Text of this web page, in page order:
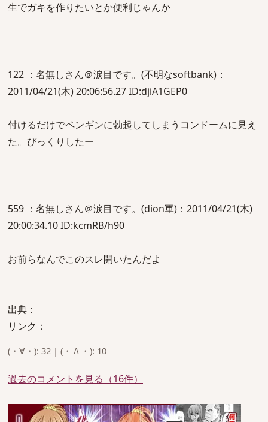
生でガキを作りたいとか便利じゃんか
122 ：名無しさん＠涙目です。(不明なsoftbank)：
2011/04/21(木) 20:06:56.27 ID:djiA1GEP0
付けるだけでペンギンに勃起してしまうコンドームに見え
た。びっくりしたー
559 ：名無しさん＠涙目です。(dion軍)：2011/04/21(木)
20:00:34.10 ID:kcmRB/h90
お前らなんでこのスレ開いたんだよ
出典：
リンク：
(・∀・): 32 | (・Ａ・): 10
過去のコメントを見る（16件）